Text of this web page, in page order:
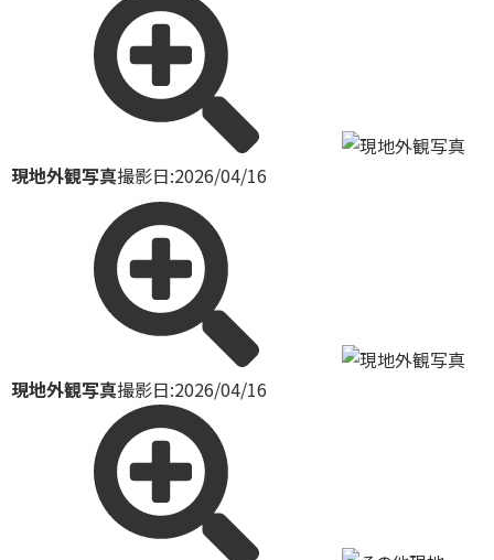
現地外観写真撮影日:2026/04/16
現地外観写真撮影日:2026/04/16